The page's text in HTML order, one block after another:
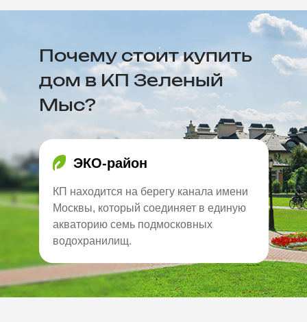
Почему стоит купить
дом в КП Зеленый
Мыс?
ЭКО-район
КП находится на берегу канала имени
Москвы, который соединяет в единую
акваторию семь подмосковных
водохранилищ.